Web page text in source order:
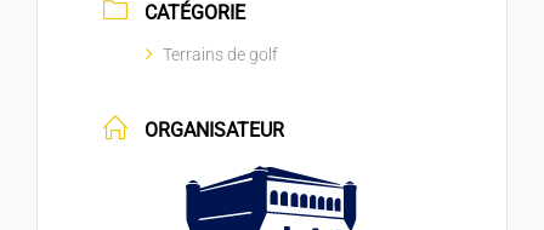
CATÉGORIE
Terrains de golf
ORGANISATEUR